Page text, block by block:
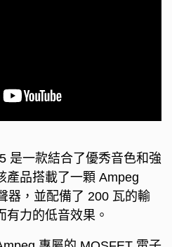
是一款結合了優秀音色和強
產品搭載了一顆 Ampeg
器，並配備了 200 瓦的輸
有力的低音效果。